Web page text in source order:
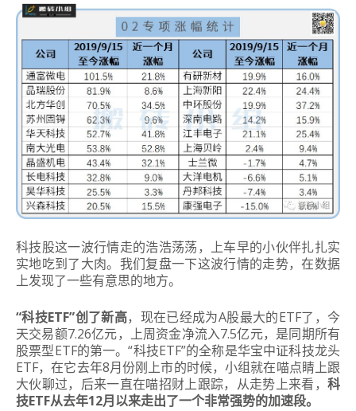
科技股这一波行情走的浩浩荡荡，上车早的小伙伴扎扎实
实地吃到了大肉。我们复盘一下这波行情的走势，在数据
上发现了一些有意思的地方。
“科技ETF”创了新高，现在已经成为A股最大的ETF了，今
天交易额7.26亿元，上周资金净流入7.5亿元，是同期所有
股票型ETF的第一。“科技ETF”的全称是华宝中证科技龙头
ETF，在它去年8月份刚上市的时候，小组就在喵点睛上跟
大伙聊过，后来一直在喵招财上跟踪，从走势上来看， 科
技ETF从去年12月以来走出了一个非常强势的加速段。